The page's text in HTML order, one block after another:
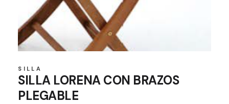
SILLA
SILLA LORENA CON BRAZOS
PLEGABLE